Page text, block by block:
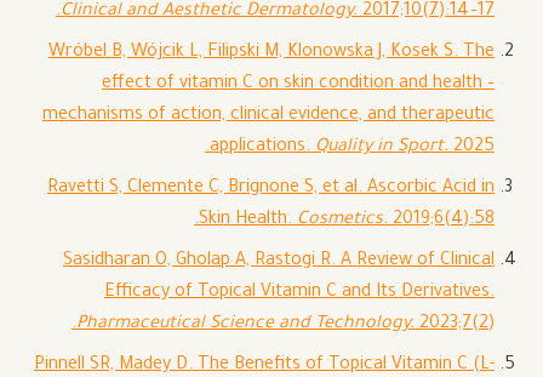
Clinical and Aesthetic Dermatology.2017;10(7):14–17.
Wróbel B, Wójcik L, Filipski M, Klonowska J, Kosek S. The
effect of vitamin C on skin condition and health –
mechanisms of action, clinical evidence, and therapeutic
applications.Quality in Sport.2025.
Ravetti S, Clemente C, Brignone S, et al. Ascorbic Acid in
Skin Health.Cosmetics.2019;6(4):58.
Sasidharan O, Gholap A, Rastogi R. A Review of Clinical
Efficacy of Topical Vitamin C and Its Derivatives.
Pharmaceutical Science and Technology.2023;7(2).
Pinnell SR, Madey D. The Benefits of Topical Vitamin C (L-